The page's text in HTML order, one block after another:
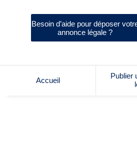
Besoin d’aide pour déposer
annonce légale ?
Accueil
Publier